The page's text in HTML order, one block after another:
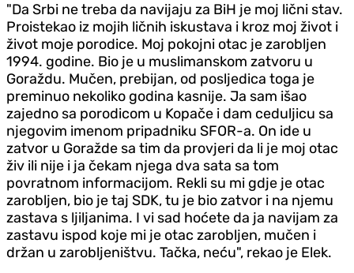
"Da Srbi ne treba da navijaju za BiH je moj lični stav.
Proistekao iz mojih ličnih iskustava i kroz moj život i
život moje porodice. Moj pokojni otac je zarobljen
1994. godine. Bio je u muslimanskom zatvoru u
Goraždu. Mučen, prebijan, od posljedica toga je
preminuo nekoliko godina kasnije. Ja sam išao
zajedno sa porodicom u Kopače i dam ceduljicu sa
njegovim imenom pripadniku SFOR-a. On ide u
zatvor u Goražde sa tim da provjeri da li je moj otac
živ ili nije i ja čekam njega dva sata sa tom
povratnom informacijom. Rekli su mi gdje je otac
zarobljen, bio je taj SDK, tu je bio zatvor i na njemu
zastava s ljiljanima. I vi sad hoćete da ja navijam za
zastavu ispod koje mi je otac zarobljen, mučen i
držan u zarobljeništvu. Tačka, neću", rekao je Elek.